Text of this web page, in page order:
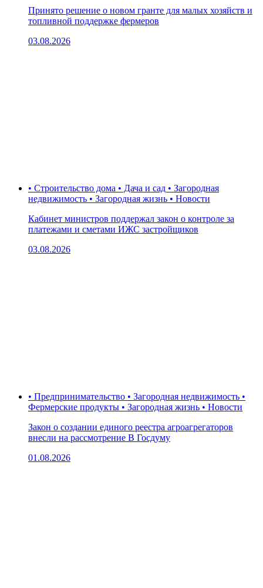
Принято решение о новом гранте для малых хозяйств и
топливной поддержке фермеров
03.08.2026
• Строительство дома • Дача и сад • Загородная
недвижимость • Загородная жизнь • Новости
Кабинет министров поддержал закон о контроле за
платежами и сметами ИЖС застройщиков
03.08.2026
• Предпринимательство • Загородная недвижимость •
Фермерские продукты • Загородная жизнь • Новости
Закон о создании единого реестра агроагрегаторов
внесли на рассмотрение В Госдуму
01.08.2026